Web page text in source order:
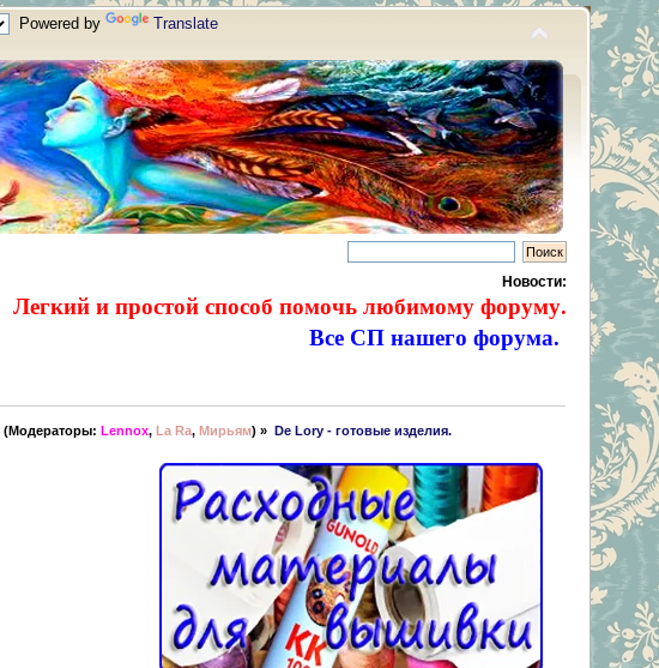
Powered by Translate
Новости:
Легкий и простой способ помочь любимому форуму.
Все СП нашего форума.
(Модераторы:Lennox,La Ra,Мирьям) » De Lory - готовые изделия.